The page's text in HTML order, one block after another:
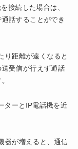
接続した場合は、
話することができ
り距離が遠くなると
受信が行えず通話
ターとIP電話機を近
器が増えると、通信